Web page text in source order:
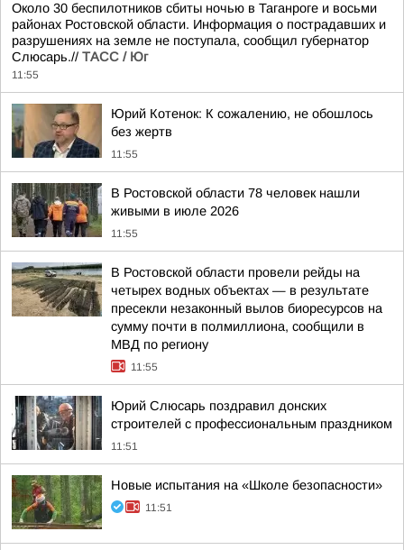
Около 30 беспилотников сбиты ночью в Таганроге и восьми
районах Ростовской области. Информация о пострадавших и
разрушениях на земле не поступала, сообщил губернатор
Слюсарь.// ТАСС / Юг
11:55
Юрий Котенок: К сожалению, не обошлось
без жертв
11:55
В Ростовской области 78 человек нашли
живыми в июле 2026
11:55
В Ростовской области провели рейды на
четырех водных объектах — в результате
пресекли незаконный вылов биоресурсов на
сумму почти в полмиллиона, сообщили в
МВД по региону
11:55
Юрий Слюсарь поздравил донских
строителей с профессиональным праздником
11:51
Новые испытания на «Школе безопасности»
11:51